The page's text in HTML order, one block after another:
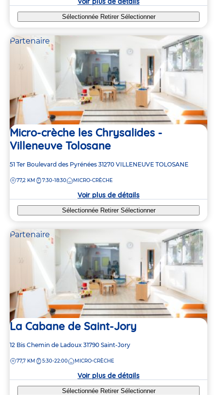
Sélectionnée Retirer Sélectionner
Partenaire
Micro-crèche les Chrysalides -
Villeneuve Tolosane
Adresse
la
51 Ter Boulevard des Pyrénées 31270 VILLENEUVE TOLOSANE
DISTANCE
77,2 KM 7:30-18:30 MICRO-CRÈCHE
Voir plus de détails
Sélectionnée Retirer Sélectionner
Partenaire
La Cabane de Saint-Jory
Adresse
la
12 Bis Chemin de Ladoux 31790 Saint-Jory
DISTANCE
77,7 KM 5:30-22:00 MICRO-CRÈCHE
Voir plus de détails
Sélectionnée Retirer Sélectionner